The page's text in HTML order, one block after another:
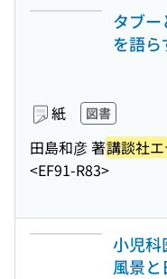
タブー
を語
紙 図書
田島和彦 著講談社
<EF91-R83>
小児科
風景と